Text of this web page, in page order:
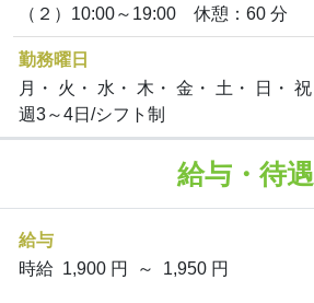
（２）10:00～19:00 休憩：60 分
勤務曜日
月・ 火・ 水・ 木・ 金・ 土・ 日・ 祝
週3～4日/シフト制
給与・待遇
給与
時給 1,900 円 ～ 1,950 円